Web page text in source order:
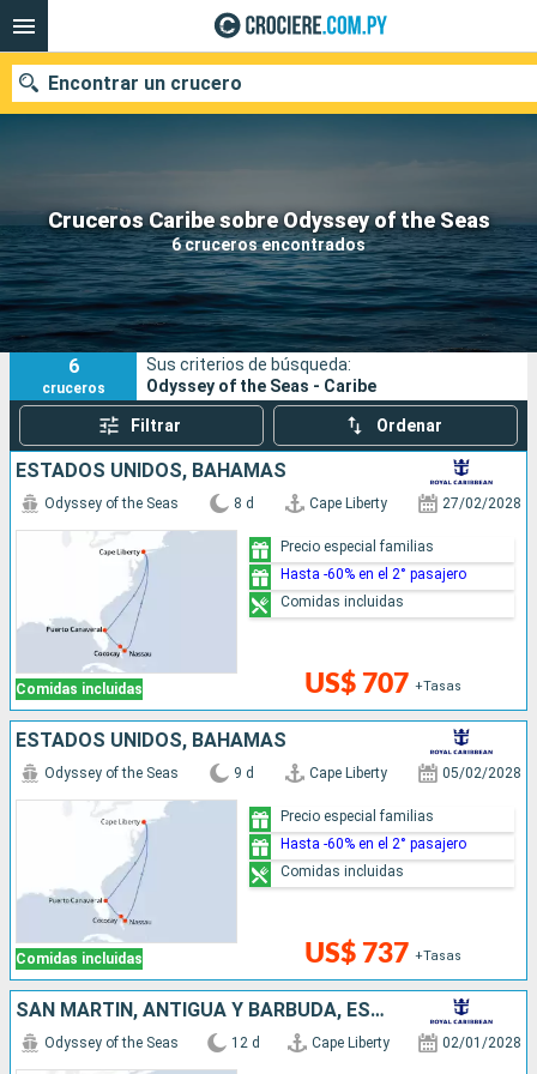
Cruceros Caribe sobre Odyssey of the Seas
6 cruceros encontrados
Encontrar un crucero
Nuestros destinos
Fecha de salida
Puertos Compañías
Buscar
6
cruceros
Sus criterios de búsqueda:
Odyssey of the Seas - Caribe
Filtrar Ordenar
ESTADOS UNIDOS, BAHAMAS
Comidas incluidas
Odyssey of the Seas 8 d Cape Liberty 27/02/2028
US$ 707 +Tasas
Precio especial familias
Hasta -60% en el 2° pasajero
Comidas incluidas
ESTADOS UNIDOS, BAHAMAS
Comidas incluidas
Odyssey of the Seas 9 d Cape Liberty 05/02/2028
US$ 737 +Tasas
Precio especial familias
Hasta -60% en el 2° pasajero
Comidas incluidas
SAN MARTÍN, ANTIGUA Y BARBUDA, ESTADOS UNIDOS
Odyssey of the Seas 12 d Cape Liberty 02/01/2028